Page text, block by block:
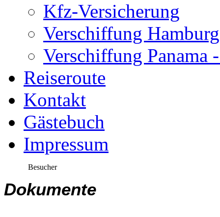
Kfz-Versicherung
Verschiffung
Verschiffung Panama
Reiseroute
Kontakt
Gästebuch
Impressum
Besucher
Dokumente